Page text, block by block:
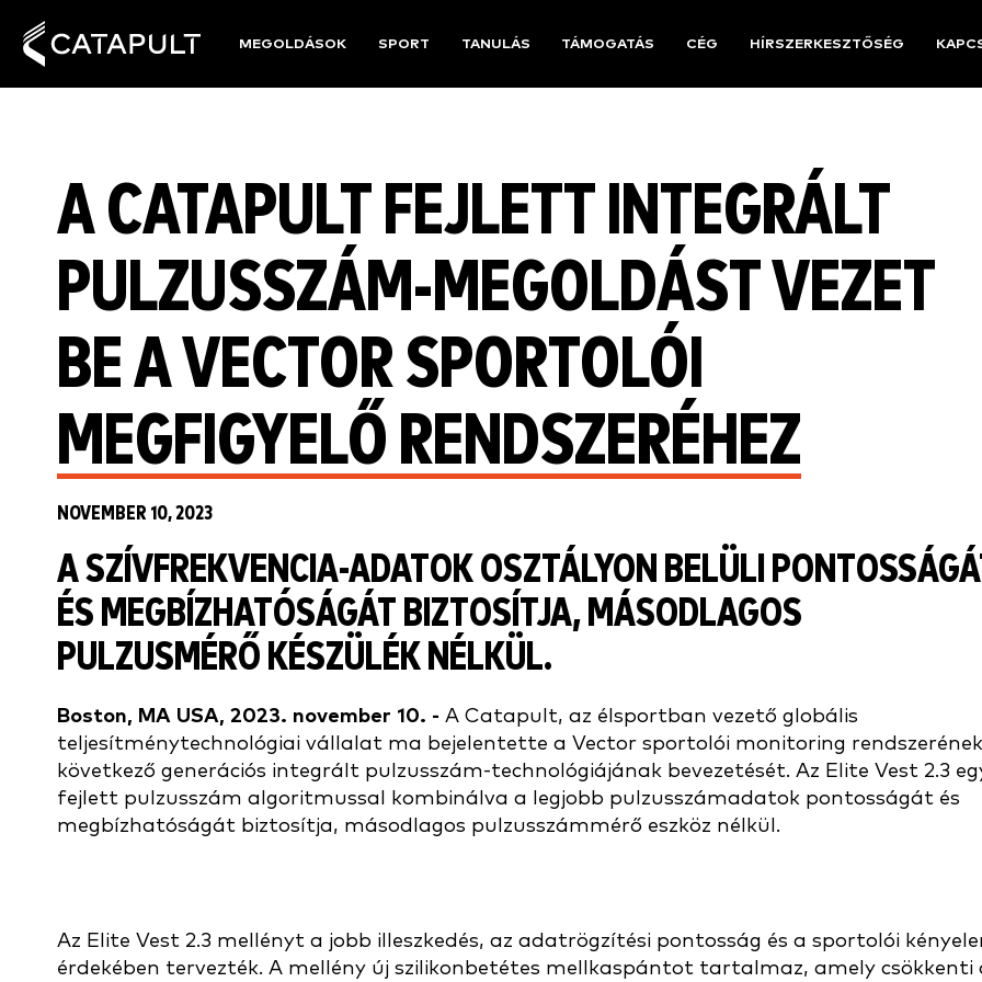
MEGOLDÁSOK SPORT TANULÁS TÁMOGATÁS CÉG HÍRSZERKESZTŐSÉG
A CATAPULT FEJLETT INTEGRÁLT
PULZUSSZÁM-MEGOLDÁST VEZET
BE A VECTOR SPORTOLÓI
MEGFIGYELŐ RENDSZERÉHEZ
NOVEMBER 10, 2023
A SZÍVFREKVENCIA-ADATOK OSZTÁLYON BELÜLI
ÉS MEGBÍZHATÓSÁGÁT BIZTOSÍTJA, MÁSODLAGOS
PULZUSMÉRŐ KÉSZÜLÉK NÉLKÜL.
Boston, MA USA, 2023. november 10. - A Catapult, az élsportban vezető globális
teljesítménytechnológiai vállalat ma bejelentette a Vector sportolói monitoring rendszerének
következő generációs integrált pulzusszám-technológiájának bevezetését. Az Elite Vest 2.3
fejlett pulzusszám algoritmussal kombinálva a legjobb pulzusszámadatok pontosságát és
megbízhatóságát biztosítja, másodlagos pulzusszámmérő eszköz nélkül.
Az Elite Vest 2.3 mellényt a jobb illeszkedés, az adatrögzítési pontosság és a sportolói
érdekében tervezték. A mellény új szilikonbetétes mellkaspántot tartalmaz, amely csökkenti